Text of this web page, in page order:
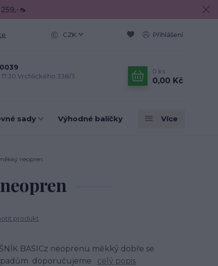
🦟
CZK Přihlášení
17.30 Vrchlického 338/3
0 ks
0,00 Kč
sady Výhodné balíčky Více
neopren
produkt
BASICz neoprenu měkký dobře se
doporučujeme celý popis